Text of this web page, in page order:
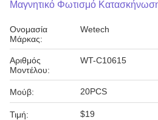
Μαγνητικό Φωτισμό
Ονομασία
Μάρκας:
Wetech
Αριθμός
Μοντέλου:
WT-C10615
Μούβ: 20PCS
Τιμή: $19